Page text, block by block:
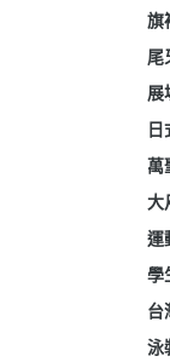
旗
尾
展
萬
大
運
學
台
泳